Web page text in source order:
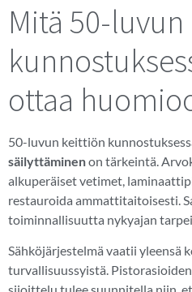
Mitä 50-
ottaa
50-luvun keittiön
säilyttäminenon tärkeintä.
alkuperäiset vetimet,
restauroida ammattitaitoisesti.
toiminnallisuutta nykyajan
Sähköjärjestelmä vaatii yleensä
turvallisuussyistä.